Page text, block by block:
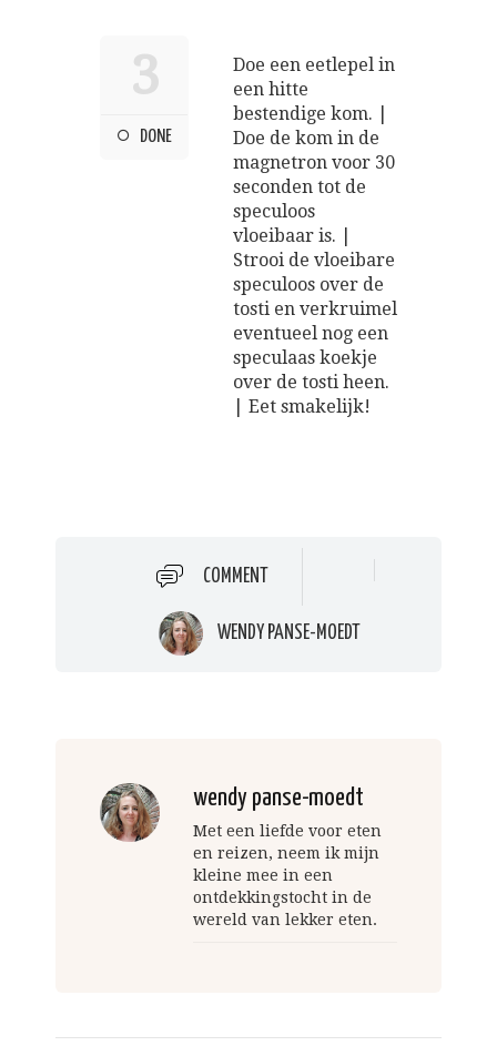
3
DONE
Doe een eetlepel in
een hitte
bestendige kom. |
Doe de kom in de
magnetron voor 30
seconden tot de
speculoos
vloeibaar is. |
Strooi de vloeibare
speculoos over de
tosti en verkruimel
eventueel nog een
speculaas koekje
over de tosti heen.
| Eet smakelijk!
COMMENT
WENDY PANSE-MOEDT
wendy panse-moedt
Met een liefde voor eten
en reizen, neem ik mijn
kleine mee in een
ontdekkingstocht in de
wereld van lekker eten.